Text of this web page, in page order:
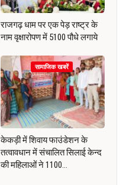
राजगढ़ धाम पर एक पेड़ राष्ट्र के
नाम वृक्षारोपण में 5100 पौधे लगाये
सामाजिक खबरें
केकड़ी में शिवाय फाउंडेशन के
तत्वावधान में संचालित सिलाई केन्द
की महिलाओं ने 1100…